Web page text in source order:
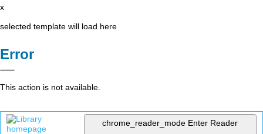
x
selected template will load here
Error
This action is not available.
chrome_reader_mode Enter Reader